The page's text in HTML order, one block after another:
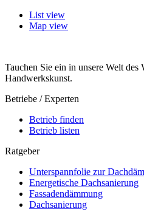
List view
Map view
Tauchen Sie ein in unsere Welt des
Handwerkskunst.
Betriebe / Experten
Betrieb finden
Betrieb listen
Ratgeber
Unterspannfolie zur
Energetische Dachsanierung
Fassadendämmung
Dachsanierung